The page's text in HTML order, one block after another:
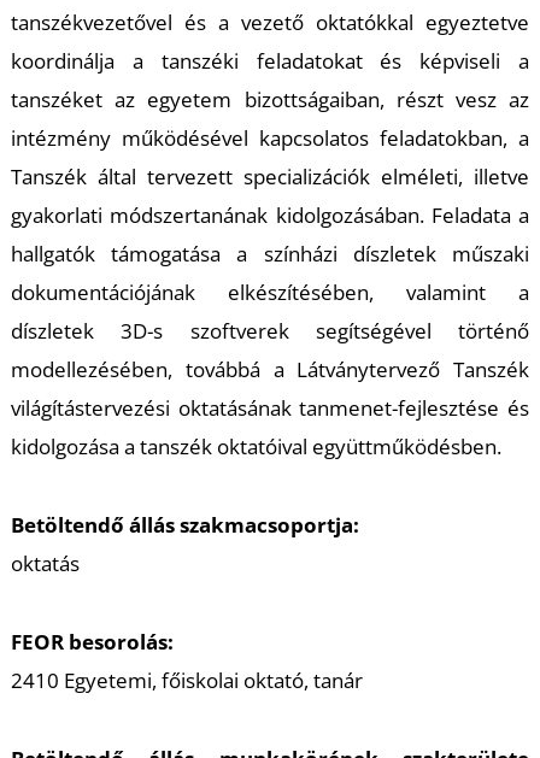
tanszékvezetővel és a vezető oktatókkal egyeztetve
koordinálja a tanszéki feladatokat és képviseli a
tanszéket az egyetem bizottságaiban, részt vesz az
intézmény működésével kapcsolatos feladatokban, a
Tanszék által tervezett specializációk elméleti, illetve
gyakorlati módszertanának kidolgozásában. Feladata a
hallgatók támogatása a színházi díszletek műszaki
dokumentációjának elkészítésében, valamint a
díszletek 3D-s szoftverek segítségével történő
modellezésében, továbbá a Látványtervező Tanszék
világítástervezési oktatásának tanmenet-fejlesztése és
kidolgozása a tanszék oktatóival együttműködésben.
Betöltendő állás szakmacsoportja:
oktatás
FEOR besorolás:
2410 Egyetemi, főiskolai oktató, tanár